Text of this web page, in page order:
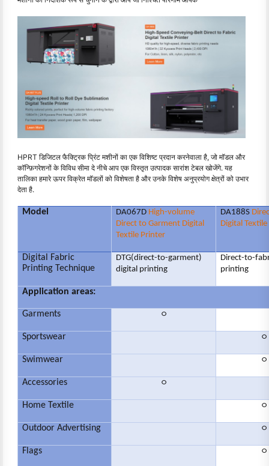
HPRT डिजिटल फैक्ट्रिक प्रिंट मशीनों का एक विशिष्ट प्रदान करनेवाला है, जो मॉडल और
कॉन्फ़िगरेशनों के विविध सीमा दे नीचे आप एक विस्तृत उत्पादक सारांश टेबल खोजेंगे. यह
तालिका हमारे ऊपर विक्रेत मॉडलों को विशेषता है और उनके विशेष अनुप्रयोग क्षेत्रों को उभार
देता है.
Model DA067D High-volume
Direct to Garment Digital
Textile Printer
DA188S
Digital
Digital Fabric
Printing Technique
DTG(direct-to-garment)
digital printing
Direct-to-
printing
Application areas:
Garments ○
Sportswear ○
Swimwear ○
Accessories ○
Home Textile ○
Outdoor Advertising ○
Flags ○